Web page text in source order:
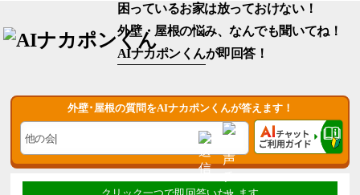
困っているお家は放っておけない！
外壁・屋根の悩み、なんでも聞いてね！
AIナカポンくんが即回答！
外壁･屋根の質問をAIナカポンくんが答えます！